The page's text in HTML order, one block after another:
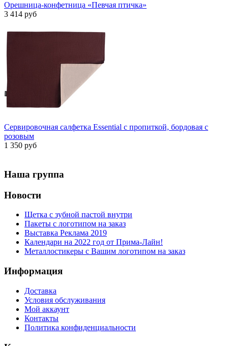
Орешница-конфетница «Певчая птичка»
3 414 руб
Сервировочная салфетка Essential с пропиткой, бордовая с
розовым
1 350 руб
Наша группа
Новости
Щетка с зубной пастой внутри
Пакеты с логотипом на заказ
Выставка Реклама 2019
Календари на 2022 год от Прима-Лайн!
Металлостикеры с Вашим логотипом на заказ
Информация
Доставка
Условия обслуживания
Мой аккаунт
Контакты
Политика конфиденциальности